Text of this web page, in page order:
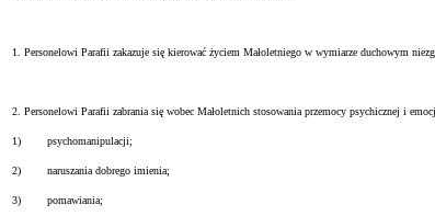
1. Personelowi Parafii zakazuje się kierować życiem Małoletniego w wymiarze duchowym
2. Personelowi Parafii zabrania się wobec Małoletnich stosowania przemocy psychicznej i
1) psychomanipulacji;
2) naruszania dobrego imienia;
3) pomawiania;